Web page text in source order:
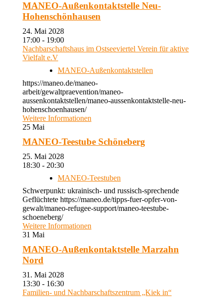
MANEO-Außenkontaktstelle Neu-
Hohenschönhausen
24. Mai 2028
17:00 - 19:00
Nachbarschaftshaus im Ostseeviertel Verein für aktive
Vielfalt e.V
MANEO-Außenkontaktstellen
https://maneo.de/maneo-
arbeit/gewaltpraevention/maneo-
aussenkontaktstellen/maneo-aussenkontaktstelle-neu-
hohenschoenhausen/
Weitere Informationen
25 Mai
MANEO-Teestube Schöneberg
25. Mai 2028
18:30 - 20:30
MANEO-Teestuben
Schwerpunkt: ukrainisch- und russisch-sprechende
Geflüchtete https://maneo.de/tipps-fuer-opfer-von-
gewalt/maneo-refugee-support/maneo-teestube-
schoeneberg/
Weitere Informationen
31 Mai
MANEO-Außenkontaktstelle Marzahn
Nord
31. Mai 2028
13:30 - 16:30
Familien- und Nachbarschaftszentrum „Kiek in“